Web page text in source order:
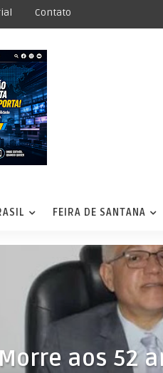
Contato
FEIRA DE SANTANA
aos 52